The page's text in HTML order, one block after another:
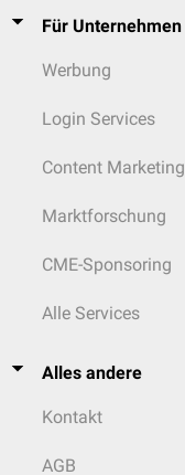
Für Unternehmen
Werbung
Login Services
Content Marketing
Marktforschung
CME-Sponsoring
Alle Services
Alles andere
Kontakt
AGB